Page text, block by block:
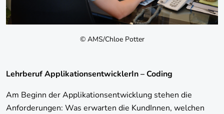
© AMS/Chloe Potter
Lehrberuf ApplikationsentwicklerIn – Coding
Am Beginn der Applikationsentwicklung stehen die
Anforderungen: Was erwarten die KundInnen, welchen